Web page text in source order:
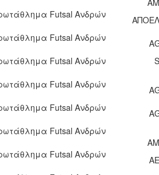
Futsal Ανδρών
Futsal Ανδρών
Futsal Ανδρών
Futsal Ανδρών
Futsal Ανδρών
Futsal Ανδρών
Futsal Ανδρών